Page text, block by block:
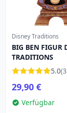
Disney Traditions
BIG BEN FIGUR
TRADITIONS
5.0
29,90 €
Verfügbar